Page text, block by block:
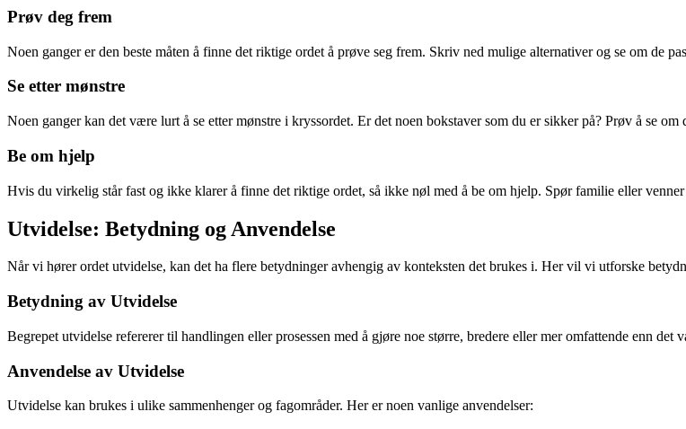
Prøv deg frem
Noen ganger er den beste måten å finne det riktige ordet å prøve seg frem. Skriv ned mulige alternativer og se om de
Se etter mønstre
Noen ganger kan det være lurt å se etter mønstre i kryssordet. Er det noen bokstaver som du er sikker på? Prøv å se
Be om hjelp
Hvis du virkelig står fast og ikke klarer å finne det riktige ordet, så ikke nøl med å be om hjelp. Spør familie eller
Utvidelse: Betydning og Anvendelse
Når vi hører ordet utvidelse, kan det ha flere betydninger avhengig av konteksten det brukes i. Her vil vi utforske
Betydning av Utvidelse
Begrepet utvidelse refererer til handlingen eller prosessen med å gjøre noe større, bredere eller mer omfattende enn
Anvendelse av Utvidelse
Utvidelse kan brukes i ulike sammenhenger og fagområder. Her er noen vanlige anvendelser: